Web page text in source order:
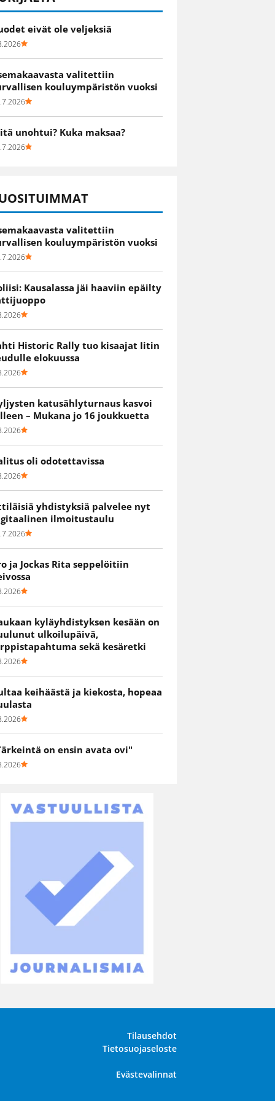
eivät ole veljeksiä
valitettiin
kouluympäristön vuoksi
unohtui? Kuka maksaa?
valitettiin
kouluympäristön vuoksi
Kausalassa jäi haaviin epäilty
Historic Rally tuo kisaajat Iitin
elokuussa
katusählyturnaus kasvoi
– Mukana jo 16 joukkuetta
oli odotettavissa
yhdistyksiä palvelee nyt
ilmoitustaulu
ja Jockas Rita seppelöitiin
kyläyhdistyksen kesään on
ulkoilupäivä,
sekä kesäretki
keihäästä ja kiekosta, hopeaa
on ensin avata ovi"
Tilausehdot
Tietosuojaseloste
Evästevalinnat